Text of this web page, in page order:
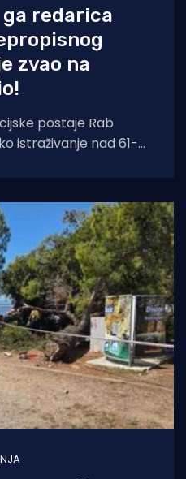
ga redarica
zvao na
postaje Rab
istraživanje nad 61-